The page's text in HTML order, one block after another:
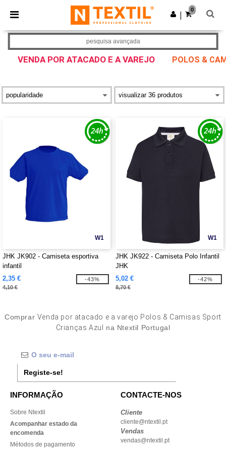
× App Ntextil
Melhores preços na app!
Obter app
0
VENDA POR ATACADO E A VAREJO POLOS &
pesquisa avançada
W1
JHK JK902 - Camiseta esportiva
infantil
2,35 €
4,10 €
-43%
W1
JHK JK922 - Camiseta Polo Infantil
JHK
5,02 €
8,70 €
-42%
Comprar Venda por atacado e a varejo Polos & Camisas Sport
Crianças Azul
na Ntextil Portugal
Registe-se!
INFORMAÇÃO
Sobre Ntextil
Acompanhar estado da
encomenda
Métodos de pagamento
CONTACTE-NOS
Cliente
cliente@ntextil.pt
Vendas
vendas@ntextil.pt